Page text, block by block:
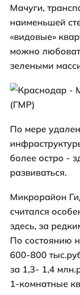
Мачуги,
наименьшей
«видовые»
можно
зелеными
По мере
более остро -
развиваться.
Микрорайон
считался
здесь, за
По состоянию
600-800
за 1,3- 1,4
1-комнатные